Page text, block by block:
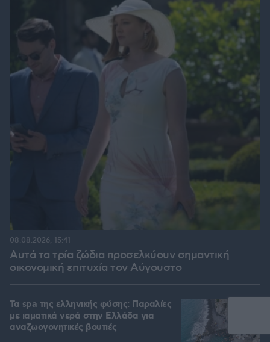
Αυτά τα τρία ζώδια προσελκύουν σημαντική
οικονομική επιτυχία τον Αύγουστο
08.08.2026, 15:41
Τα spa της ελληνικής φύσης: Παραλίες
με ιαματικά νερά στην Ελλάδα για
αναζωογονητικές βουτιές